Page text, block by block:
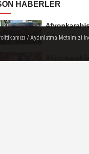
HABERLER
/ Aydınlatma